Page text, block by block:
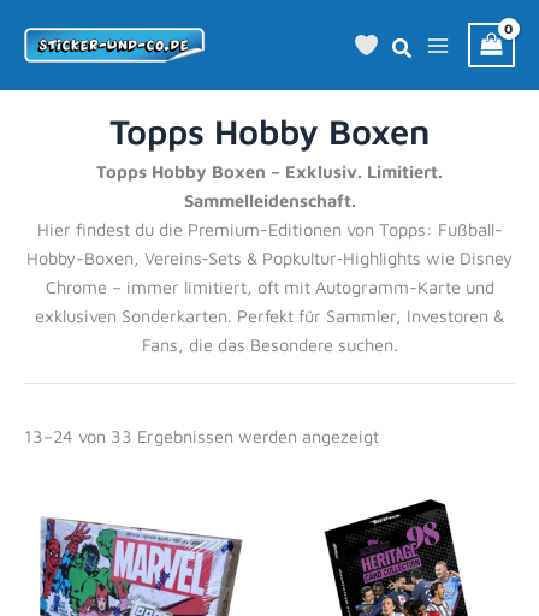
Inhalt
Topps Hobby Boxen
Topps Hobby Boxen – Exklusiv. Limitiert.
Sammelleidenschaft.
Hier findest du die Premium-Editionen von Topps: Fußball-
Hobby-Boxen, Vereins‑Sets & Popkultur‑Highlights wie Disney
Chrome – immer limitiert, oft mit Autogramm-Karte und
exklusiven Sonderkarten. Perfekt für Sammler, Investoren &
Fans, die das Besondere suchen.
13–24 von 33 Ergebnissen werden angezeigt